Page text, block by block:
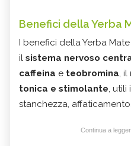
Benefici della Yerba
I benefici della Yerba
il sistema nervoso
caffeina e teobromina, il
tonica e stimolante, utili
stanchezza, affaticamento,
Continua a